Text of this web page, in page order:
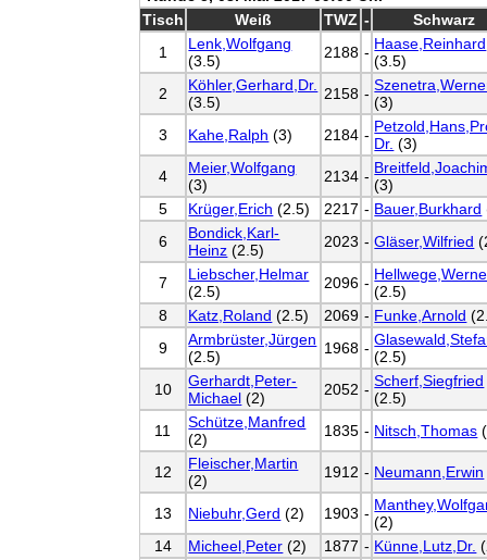
Tisch
Weiß TWZ -
Schwarz
1
Lenk,Wolfgang
(3.5)
2188 - Haase,Reinhard
(3.5)
2
Köhler,Gerhard,Dr.
(3.5)
2158 - (3)
3
Kahe,Ralph (3) 2184 - Dr. (3)
4
Meier,Wolfgang
(3)
2134 - (3)
5
Krüger,Erich (2.5) 2217 - Bauer,Burkhard
6
Bondick,Karl-
Heinz (2.5) 2023 - Gläser,Wilfried
7
Liebscher,Helmar
(2.5)
2096 - (2.5)
8
Katz,Roland (2.5) 2069 - Funke,Arnold
9
Armbrüster,Jürgen
(2.5)
1968 - (2.5)
10
Gerhardt,Peter-
Michael (2) 2052 - Scherf,Siegfried
(2.5)
11
Schütze,Manfred
(2)
1835 - Nitsch,Thomas
12
Fleischer,Martin
(2)
1912 - Neumann,Erwin
13 Niebuhr,Gerd (2) 1903 - (2)
14
Micheel,Peter (2) 1877 - Künne,Lutz,Dr.